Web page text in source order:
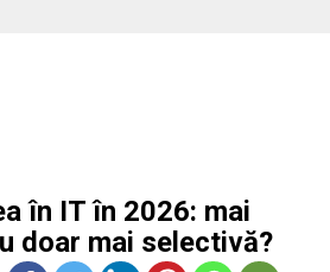
în IT în 2026: mai
doar mai selectivă?